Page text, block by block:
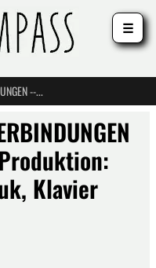
REIZVOLLE KLANGVERBINDUNGEN -- Neue CD bei Ars Produktion: Anastassiya Dranchuk, Klavier
Klavier
☰